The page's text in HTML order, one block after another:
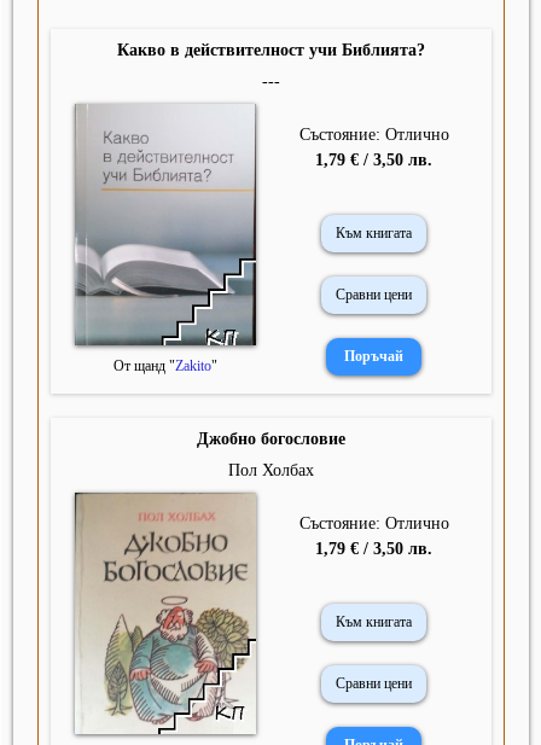
Какво в действителност учи Библията?
---
От щанд "Zakito"
Състояние: Отлично
1,79 € / 3,50 лв.
Към книгата
Сравни цени
Джобно богословие
Пол Холбах
Състояние: Отлично
1,79 € / 3,50 лв.
Към книгата
Сравни цени